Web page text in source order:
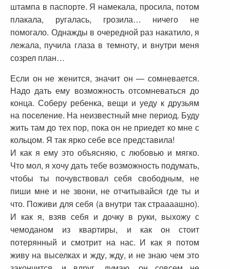
штампа в паспорте. Я намекала, просила, потом
плакала, ругалась, грозила… ничего не
помогало. Однажды в очередной раз накатило, я
лежала, пучила глаза в темноту, и внутри меня
созрел план…
Если он не женится, значит он — сомневается.
Надо дать ему возможность отсомневаться до
конца. Соберу ребенка, вещи и уеду к друзьям
на поселение. На неизвестный мне период. Буду
жить там до тех пор, пока он не приедет ко мне с
кольцом. Я так ярко себе все представила!
И как я ему это объясняю, с любовью и мягко.
Что мол, я хочу дать тебе возможность подумать,
чтобы ты почувствовал себя свободным, не
пиши мне и не звони, не отчитывайся где ты и
что. Поживи для себя (а внутри так страааашно).
И как я, взяв себя и дочку в руки, выхожу с
чемоданом из квартиры, и как он стоит
потерянный и смотрит на нас. И как я потом
живу на выселках и жду, жду, и не знаю чем это